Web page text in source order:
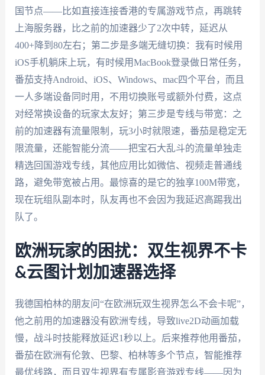
国节点——比如直接连接香港的专属游戏节点，再跳转
上海服务器，比之前的加速器少了2次中转，延迟从
400+降到80左右；第二步是多端无缝切换：我有时候用
iOS手机躺床上玩，有时候用MacBook登录做日常任务，
番茄支持Android、iOS、Windows、mac四个平台，而且
一人多端设备同时用，不用切换账号或额外付费，这点
对经常换设备的玩家太友好；第三步是专线与带宽：之
前的加速器有流量限制，玩3小时就限速，番茄是稳定无
限流量，还能智能分流——把宝石大乱斗的流量单独走
精选回国游戏专线，其他应用比如微信、视频走普通线
路，避免带宽被占用。最惊喜的是它的独享100M带宽，
现在玩组队副本时，队友再也不会因为我延迟高踢我出
队了。
欧洲玩家的困扰：双生视界不卡
&云图计划加速器选择
我德国柏林的朋友问“在欧洲玩双生视界怎么不会卡呢”，
他之前用的加速器没有欧洲专线，导致live2D动画加载
慢，战斗时技能释放延迟1秒以上。后来推荐他用番茄，
番茄在欧洲有伦敦、巴黎、柏林等多个节点，智能推荐
最优线路，而且双生视界有专属影音游戏专线——因为